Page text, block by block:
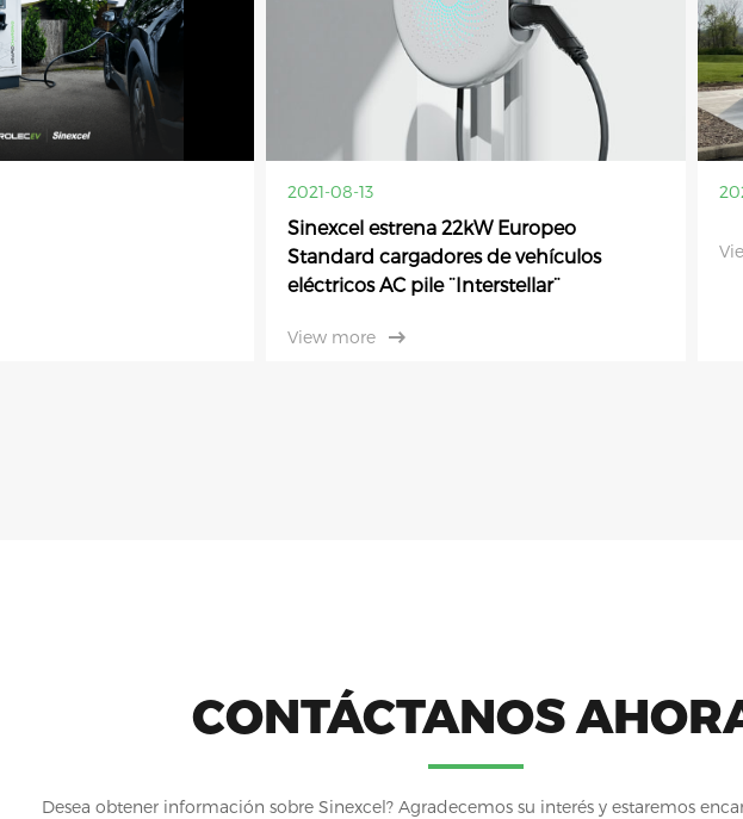
2021-08-13
Sinexcel estrena 22kW Europeo
Standard cargadores de vehículos
eléctricos AC pile ¨Interstellar¨
View more
CONTÁCTANOS
Desea obtener información sobre Sinexcel? Agradecemos su interés y estaremos